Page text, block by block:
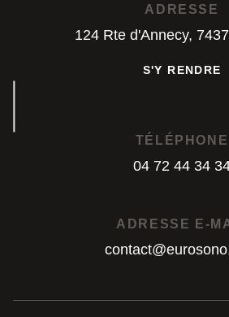
ADRESSE
124 Rte d'Annecy,
S'Y RENDRE
TÉLÉPHONE
04 72 44 34
ADRESSE E-